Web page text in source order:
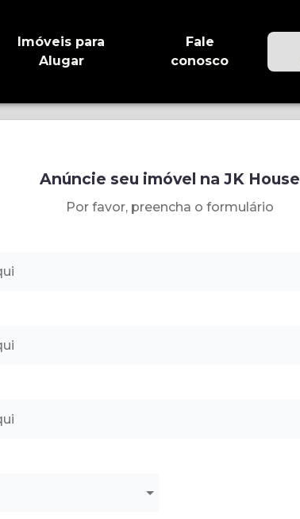
Imóveis para
Alugar
Fale
conosco
Anúncie seu imóvel na JK House
Por favor, preencha o formulário